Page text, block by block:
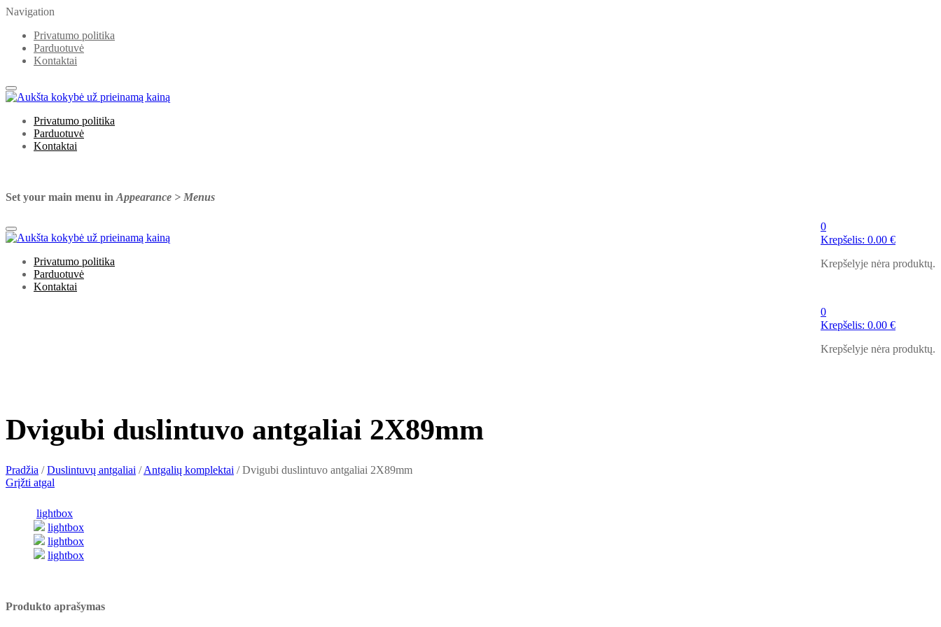
Navigation
Privatumo politika
Parduotuvė
Kontaktai
Privatumo politika
Parduotuvė
Kontaktai
Set your main menu in Appearance > Menus
0
Krepšelis: 0.00 €
Krepšelyje nėra produktų.
Privatumo politika
Parduotuvė
Kontaktai
0
Krepšelis: 0.00 €
Krepšelyje nėra produktų.
Dvigubi duslintuvo antgaliai 2X89mm
Pradžia / Duslintuvų antgaliai / Antgalių komplektai /Dvigubi duslintuvo antgaliai 2X89mm
Grįžti atgal
lightbox
lightbox
lightbox
lightbox
Produkto aprašymas